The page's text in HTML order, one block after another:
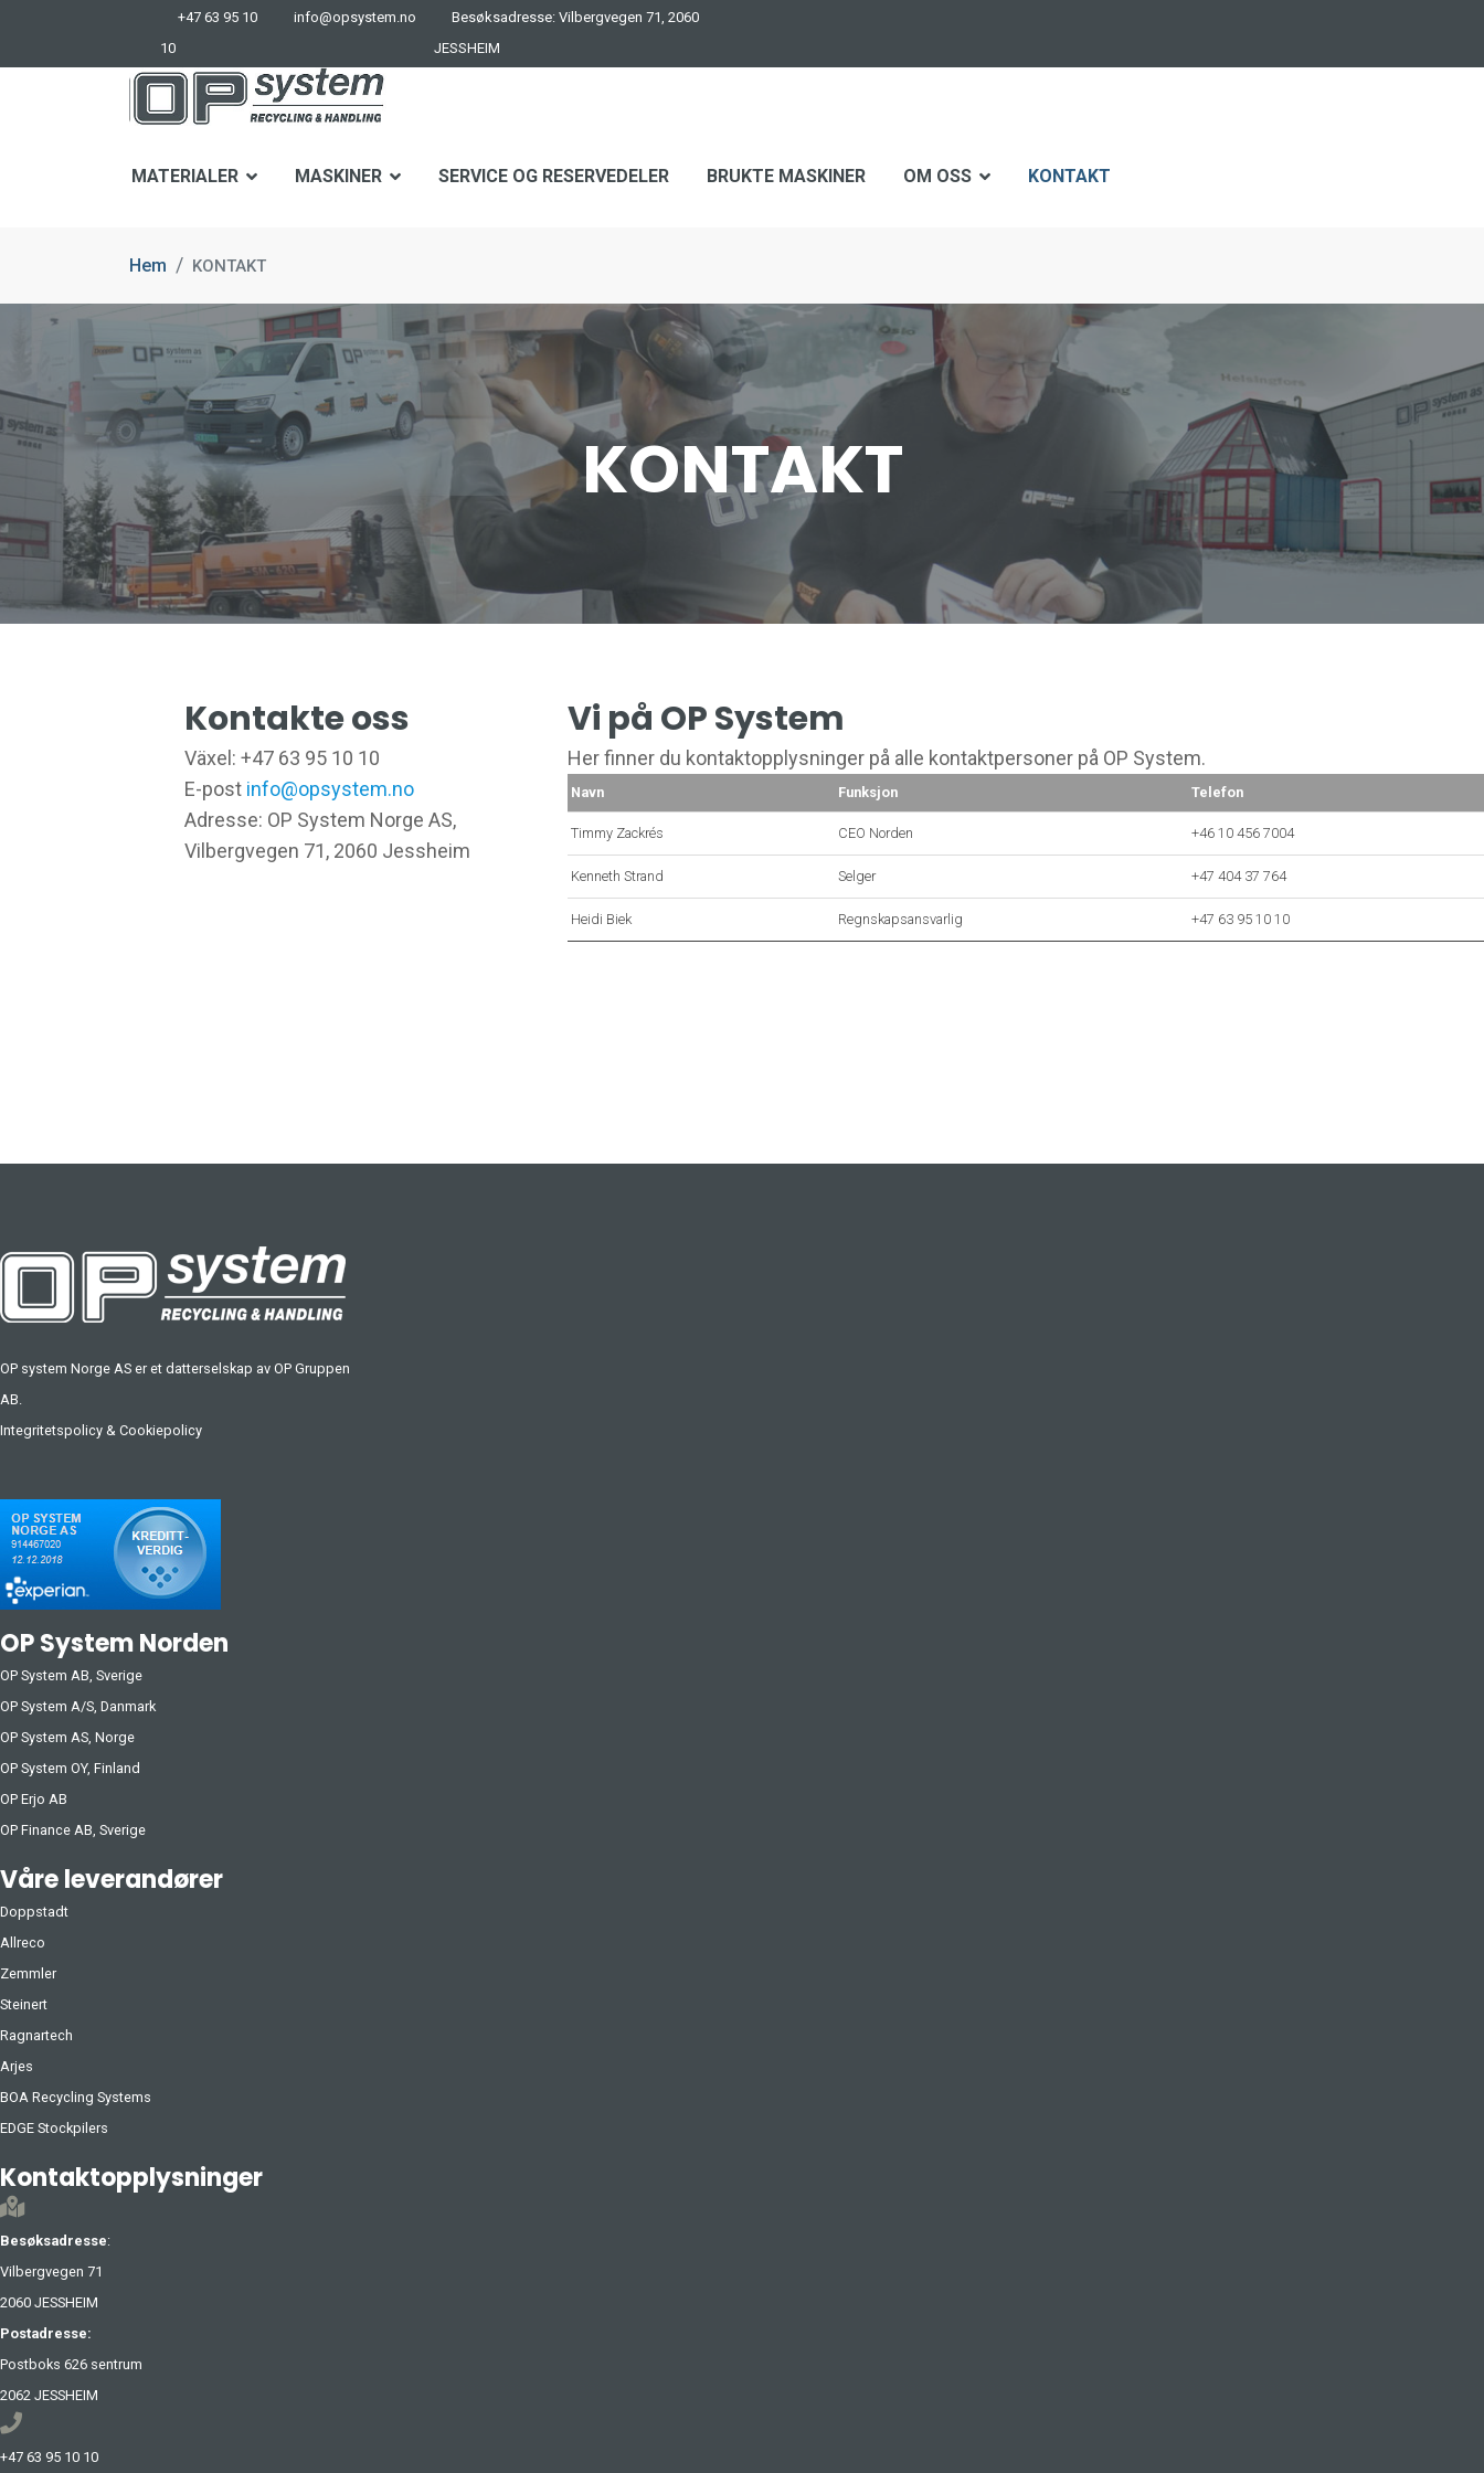
+47 63 95 10
10
info@opsystem.no
Besøksadresse: Vilbergvegen 71, 2060
JESSHEIM
MATERIALER MASKINER SERVICE OG RESERVEDELER BRUKTE MASKINER OM OSS KONTAKT
Hem KONTAKT
KONTAKT
Kontakte oss
Växel: +47 63 95 10 10
E-post info@opsystem.no
Adresse: OP System Norge AS,
Vilbergvegen 71, 2060 Jessheim
Vi på OP System
Her finner du kontaktopplysninger på alle kontaktpersoner på OP System.
Navn Funksjon Telefon
Timmy Zackrés CEO Norden +46 10 456 7004
Kenneth Strand Selger +47 404 37 764
Heidi Biek Regnskapsansvarlig +47 63 95 10 10
OP system Norge AS er et datterselskap av OP Gruppen
AB.
Integritetspolicy & Cookiepolicy
OP System Norden
OP System AB, Sverige
OP System A/S, Danmark
OP System AS, Norge
OP System OY, Finland
OP Erjo AB
OP Finance AB, Sverige
Våre leverandører
Doppstadt
Allreco
Zemmler
Steinert
Ragnartech
Arjes
BOA Recycling Systems
EDGE Stockpilers
Kontaktopplysninger
Besøksadresse:
Vilbergvegen 71
2060 JESSHEIM
Postadresse:
Postboks 626 sentrum
2062 JESSHEIM
+47 63 95 10 10